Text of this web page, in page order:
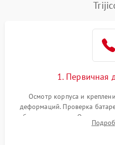
1. Первичная
Осмотр корпуса и
деформаций. Проверка
работы излучателя. Оценка
марки на разных